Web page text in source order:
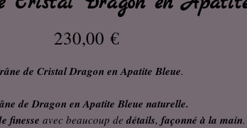
230,00 €Prix
de Cristal Dragon en Apatite Bleue.
de Dragon en Apatite Bleue naturelle.
finesse avec beaucoup dedétails, façonné à la main.